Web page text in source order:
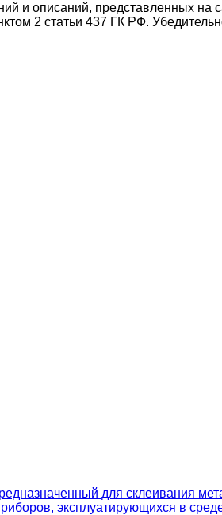
и описаний, представленных
2 статьи 437 ГК РФ.
для склеивания
эксплуатирующихся в